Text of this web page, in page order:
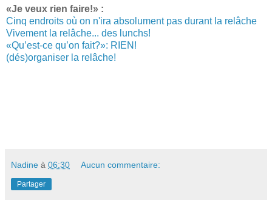
«Je veux rien faire!» :
Cinq endroits où on n'ira absolument pas durant la relâche
Vivement la relâche... des lunchs!
«Qu’est-ce qu’on fait?»: RIEN!
(dés)organiser la relâche!
Nadine à 06:30 Aucun commentaire:
Partager